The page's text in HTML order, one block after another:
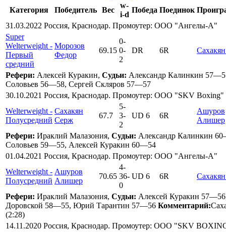
Категория
Победитель Вес
w-
i-d
Победа Поединок
31.03.2022 Россия, Краснодар. Промоутер: ООО "Ангелы-А"
Super
Welterweight -
Первый
средний
Морозов
Федор
69.15
0-
0-
2
DR 6R
Рефери: Алексей Куракин, Судьи: Александр Калинкин
Соловьев 56—58, Сергей Скляров 57—57
30.10.2021 Россия, Краснодар. Промоутер: ООО "SKV Boxing"
Welterweight -
Полусредний
Сахакян
Серж
67.7
5-
3-
2
UD 6 6R
Ашуров
Алишер
Рефери: Ираклий Малазония, Судьи: Александр Калинкин
Соловьев 59—55, Алексей Куракин 60—54
01.04.2021 Россия, Краснодар. Промоутер: ООО "Ангелы-А"
Welterweight -
Полусредний
Ашуров
Алишер
70.65
4-
36-
0
UD 6 6R
Рефери: Ираклий Малазония, Судьи: Алексей Куракин
Доровской 58—55, Юрий Тарантин 57—56 Комментарий:
(2:28)
14.11.2020 Россия, Краснодар. Промоутер: ООО "SKV